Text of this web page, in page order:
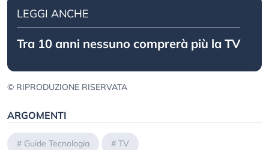
LEGGI ANCHE
Tra 10 anni nessuno comprerà più la TV
© RIPRODUZIONE RISERVATA
ARGOMENTI
# Guide Tecnologia # TV